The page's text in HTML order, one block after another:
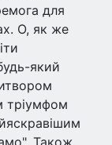
для
О, як же
який
тріумфом
Також